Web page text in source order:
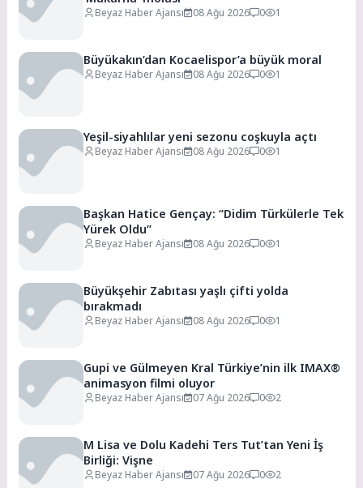
Beyaz Haber Ajansı 08 Ağu 2026 0 1
Büyükakın’dan Kocaelispor’a büyük moral
Beyaz Haber Ajansı 08 Ağu 2026 0 1
Yeşil-siyahlılar yeni sezonu coşkuyla açtı
Beyaz Haber Ajansı 08 Ağu 2026 0 1
Başkan Hatice Gençay: “Didim Türkülerle Tek
Yürek Oldu”
Beyaz Haber Ajansı 08 Ağu 2026 0 1
Büyükşehir Zabıtası yaşlı çifti yolda
bırakmadı
Beyaz Haber Ajansı 08 Ağu 2026 0 1
Gupi ve Gülmeyen Kral Türkiye’nin ilk IMAX®
animasyon filmi oluyor
Beyaz Haber Ajansı 07 Ağu 2026 0 2
M Lisa ve Dolu Kadehi Ters Tut’tan Yeni İş
Birliği: Vişne
Beyaz Haber Ajansı 07 Ağu 2026 0 2